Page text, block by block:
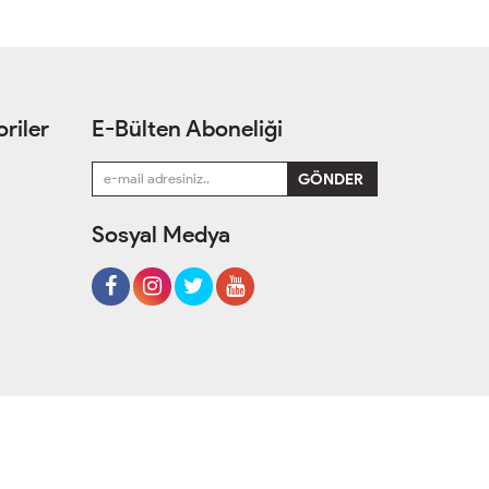
E-Bülten Aboneliği
Sosyal Medya